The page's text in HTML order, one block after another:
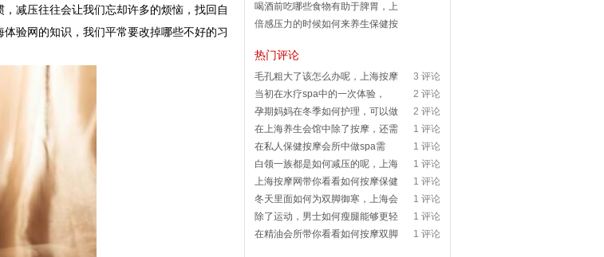
减压往往会让我们忘却许多的烦恼，找回自
验网的知识，我们平常要改掉哪些不好的习
喝酒前吃哪些食物有助于脾胃，上
倍感压力的时候如何来养生保健按
热门评论
3 评论
毛孔粗大了该怎么办呢，上海按摩
2 评论
当初在水疗spa中的一次体验，
2 评论
孕期妈妈在冬季如何护理，可以做
1 评论
在上海养生会馆中除了按摩，还需
1 评论
在私人保健按摩会所中做spa需
1 评论
白领一族都是如何减压的呢，上海
1 评论
上海按摩网带你看看如何按摩保健
1 评论
冬天里面如何为双脚御寒，上海会
1 评论
除了运动，男士如何瘦腿能够更轻
1 评论
在精油会所带你看看如何按摩双脚